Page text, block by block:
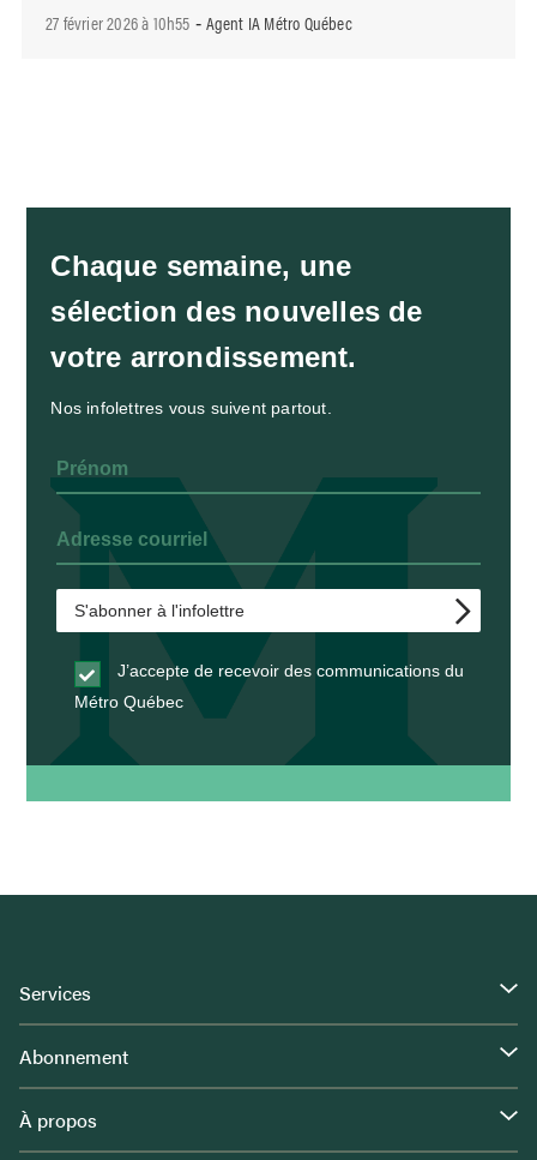
27 février 2026 à 10h55 - Agent IA Métro Québec
Chaque semaine, une
sélection des nouvelles de
votre arrondissement.
Nos infolettres vous suivent partout.
J’accepte de recevoir des communications du
Métro Québec
Services
Abonnement
À propos